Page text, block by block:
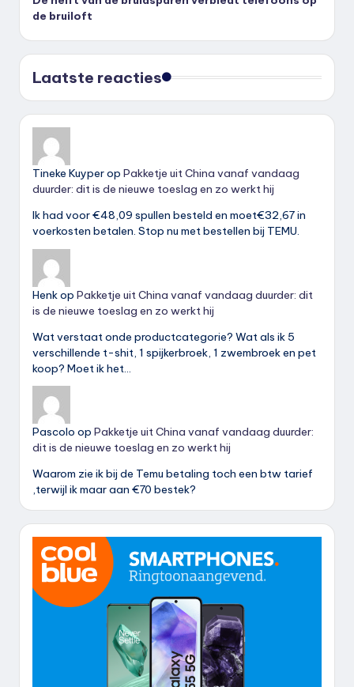
de bruiloft
Laatste reacties
Tineke Kuyperop Pakketje uit China vanaf vandaag
duurder: dit is de nieuwe toeslag en zo werkt hij
Ik had voor €48,09 spullen besteld en moet€32,67 in
voerkosten betalen. Stop nu met bestellen bij TEMU.
Henkop Pakketje uit China vanaf vandaag duurder: dit
is de nieuwe toeslag en zo werkt hij
Wat verstaat onde productcategorie? Wat als ik 5
verschillende t-shit, 1 spijkerbroek, 1 zwembroek en pet
koop? Moet ik het…
Pascolo op Pakketje uit China vanaf vandaag duurder:
dit is de nieuwe toeslag en zo werkt hij
Waarom zie ik bij de Temu betaling toch een btw tarief
,terwijl ik maar aan €70 bestek?